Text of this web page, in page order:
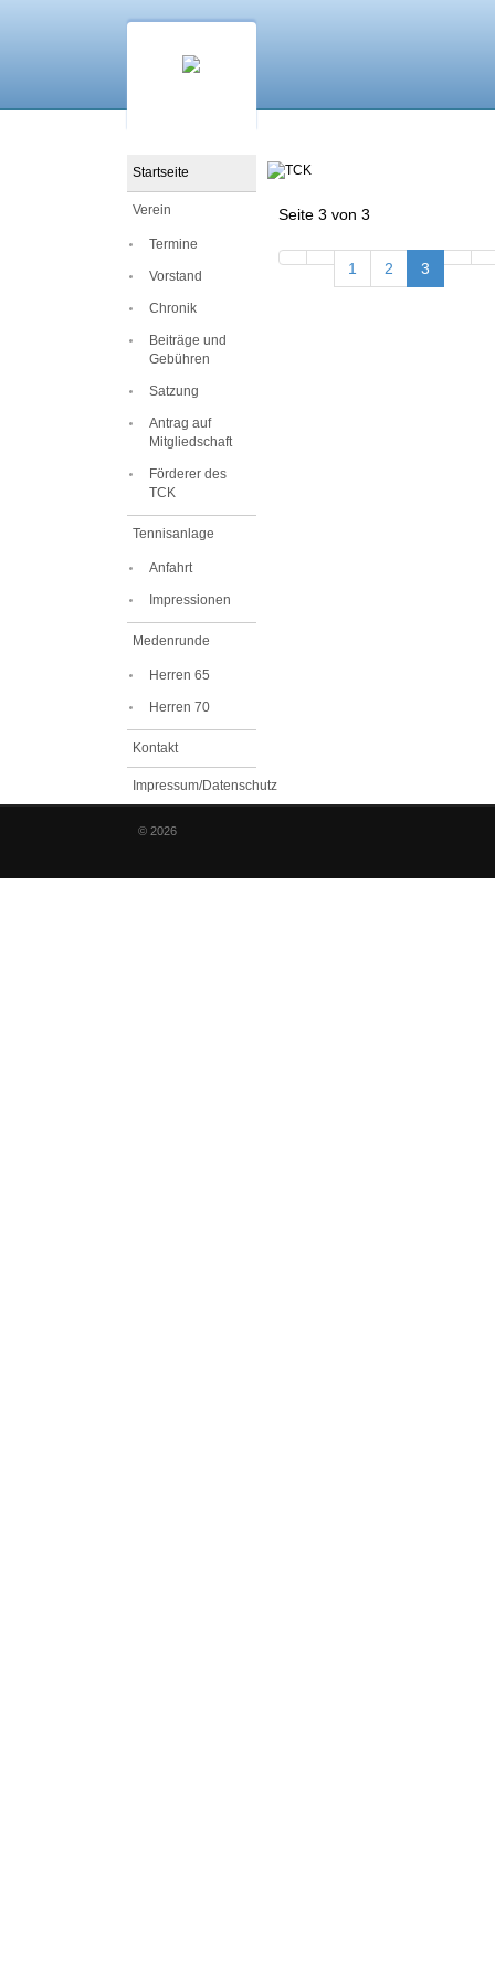
Startseite
Verein
Termine
Vorstand
Chronik
Beiträge und
Gebühren
Satzung
Antrag auf
Mitgliedschaft
Förderer des
TCK
Tennisanlage
Anfahrt
Impressionen
Medenrunde
Herren 65
Herren 70
Kontakt
Impressum/Datenschutz
Seite 3 von 3
1 2 3
© 2026